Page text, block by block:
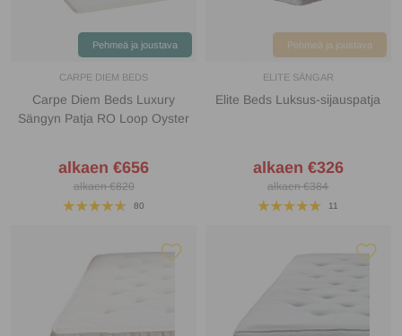
Pehmeä ja joustava
CARPE DIEM BEDS
Carpe Diem Beds Luxury
Sängyn Patja RO Loop Oyster
alkaen €656
alkaen €820
80
Pehmeä ja joustava
ELITE SÄNGAR
Elite Beds Luksus-sijauspatja
alkaen €326
alkaen €384
11